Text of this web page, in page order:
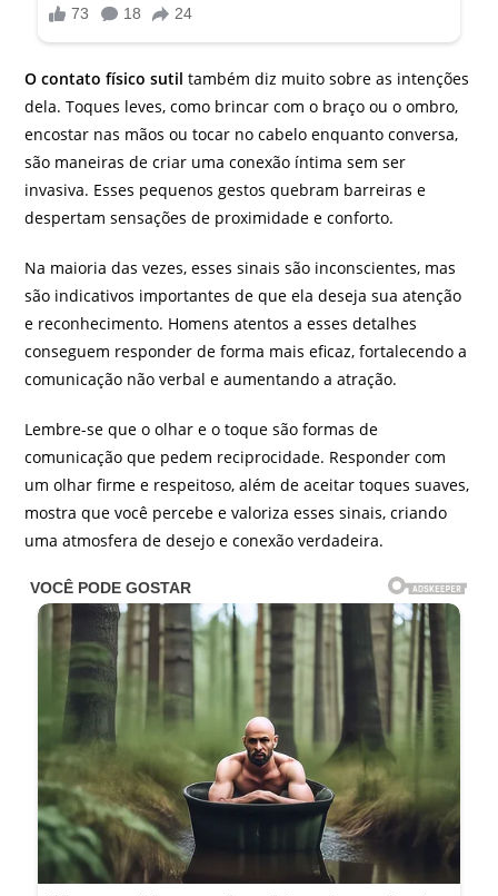
O contato físico sutil também diz muito sobre as intenções
dela. Toques leves, como brincar com o braço ou o ombro,
encostar nas mãos ou tocar no cabelo enquanto conversa,
são maneiras de criar uma conexão íntima sem ser
invasiva. Esses pequenos gestos quebram barreiras e
despertam sensações de proximidade e conforto.
Na maioria das vezes, esses sinais são inconscientes, mas
são indicativos importantes de que ela deseja sua atenção
e reconhecimento. Homens atentos a esses detalhes
conseguem responder de forma mais eficaz, fortalecendo a
comunicação não verbal e aumentando a atração.
Lembre-se que o olhar e o toque são formas de
comunicação que pedem reciprocidade. Responder com
um olhar firme e respeitoso, além de aceitar toques suaves,
mostra que você percebe e valoriza esses sinais, criando
uma atmosfera de desejo e conexão verdadeira.